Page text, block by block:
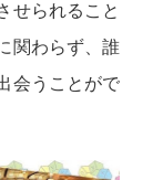
せられること
関わらず、誰
会うことがで